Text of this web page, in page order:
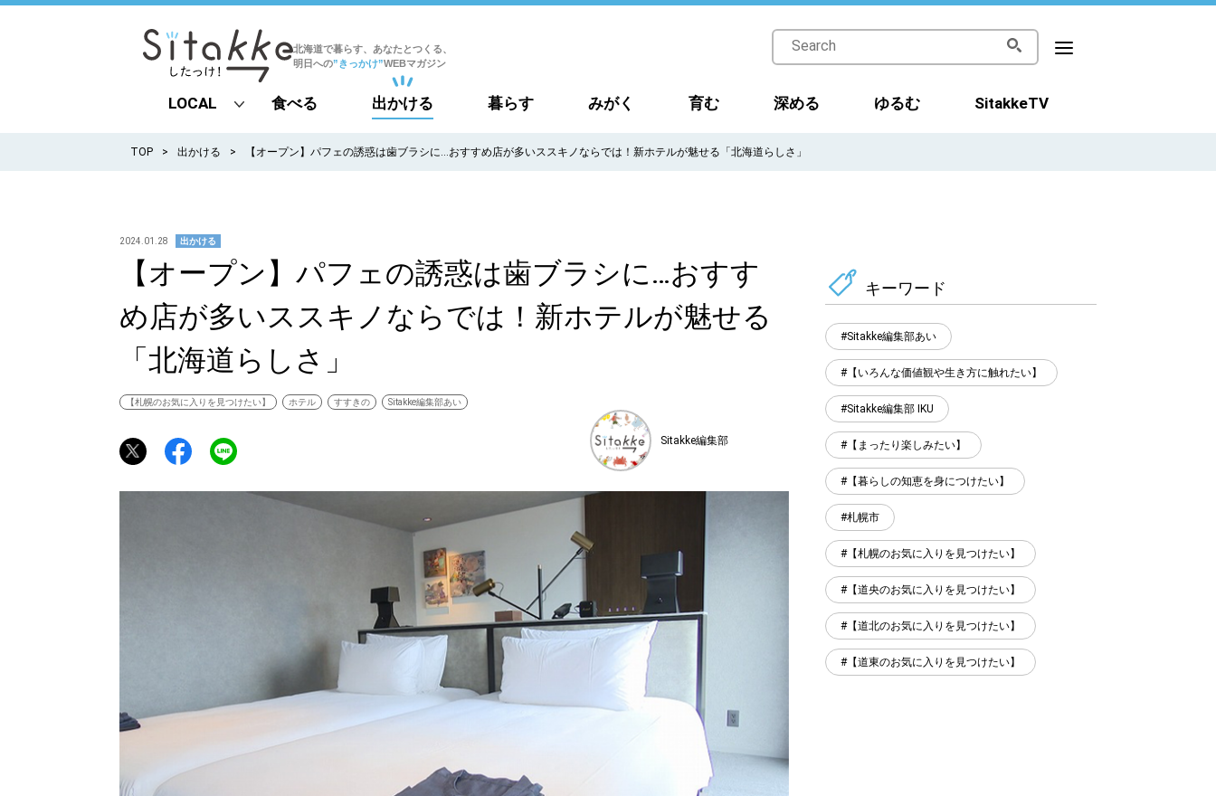
北海道で暮らす、あなたとつくる、
明日への”きっかけ”WEBマガジン
LOCAL
all
道北
道南
道東
道央
食べる 出かける 暮らす みがく 育む 深める ゆるむ SitakkeTV
TOP 出かける 【オープン】パフェの誘惑は歯ブラシに…おすすめ店が多いススキノならでは！新ホテルが魅せる「北海道らしさ」
2024.01.28 出かける
【オープン】パフェの誘惑は歯ブラシに…おすす
め店が多いススキノならでは！新ホテルが魅せる
「北海道らしさ」
【札幌のお気に入りを見つけたい】 ホテル すすきの Sitakke編集部あい
Sitakke編集部
キーワード
Sitakke編集部あい
【いろんな価値観や生き方に触れたい】
Sitakke編集部 IKU
【まったり楽しみたい】
【暮らしの知恵を身につけたい】
札幌市
【札幌のお気に入りを見つけたい】
【道央のお気に入りを見つけたい】
【道北のお気に入りを見つけたい】
【道東のお気に入りを見つけたい】